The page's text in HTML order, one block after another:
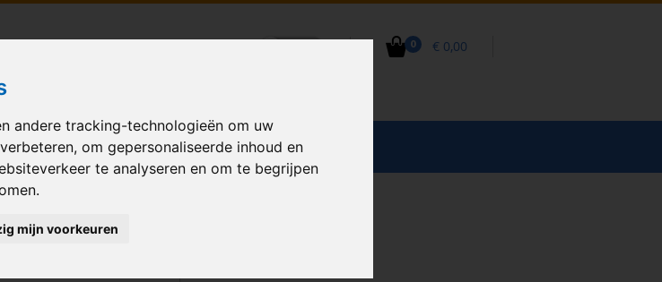
andere tracking-technologieën om uw
om gepersonaliseerde inhoud en
te analyseren en om te begrijpen
mijn voorkeuren
0 € 0,00
in heel Nederland
VERHUUR BEDRUKKEN ACCESSOIRES